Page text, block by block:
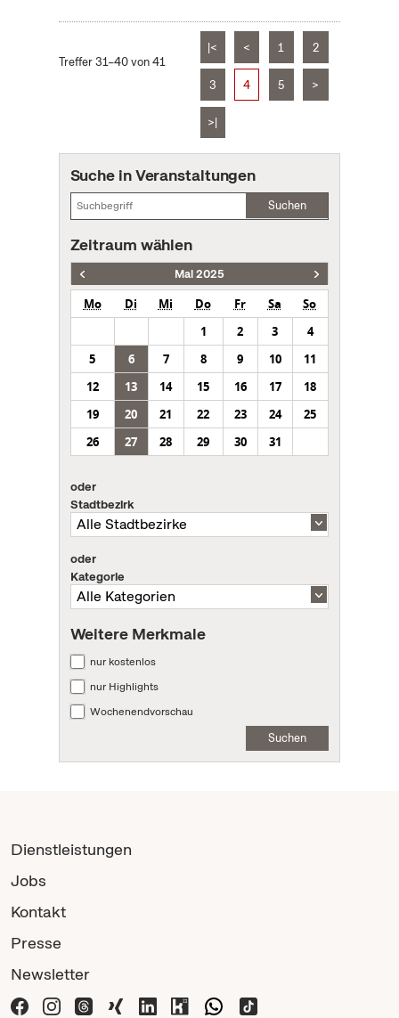
Treffer 31–40 von 41
|< < 1 2
3 4 5 >
>|
Suche in Veranstaltungen
Suchen
Zeitraum wählen
Mai 2025
Mo Di Mi Do Fr Sa
So
1
2 3
4
5
6 7 8 9 10
11
12
13 14 15 16 17
18
19
20 21 22 23 24
25
26
27 28 29 30 31
oder
Stadtbezirk
oder
Kategorie
Weitere Merkmale
nur kostenlos
nur Highlights
Wochenendvorschau
Suchen
Dienstleistungen
Jobs
Kontakt
Presse
Newsletter